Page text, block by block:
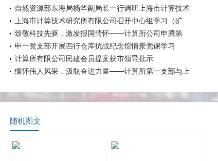
养计划 第二轮课程顺利完成
自然资源部东海局杨华副局长一行调研上海市计算技术
研究所有限公司
上海市计算技术研究所有限公司召开中心组学习（扩
大）会——专题开展党纪学习讲座
致敬科技先驱，激发报国情怀——计算所公司申腾第
一、第二支部和计算所公司第四党支部开展主题党日党
支部联组学习
申一党支部开展四行仓库抗战纪念馆情景党课学习
计算所有限公司民建会员提案获市领导批示
缅怀伟人风采，汲取奋进力量——计算所第一支部与上
随机图文